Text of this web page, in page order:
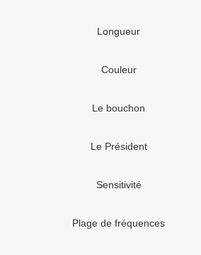
Longueur
Couleur
Le bouchon
Le Président
Sensitivité
Plage de fréquences